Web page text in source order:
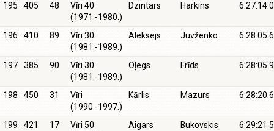
195 405 48
Vīri 40
(1971.-1980.)
Dzintars Harkins 6:27:14.0
196 410 89
Vīri 30
(1981.-1989.)
Aleksejs Juvženko 6:28:05.6
197 385 90
Vīri 30
(1981.-1989.)
Oļegs Frīds 6:28:05.9
198 450 31
Vīri
(1990.-1997.)
Kārlis Mazurs 6:28:20.6
199 421 17
Vīri 50
Aigars Bukovskis 6:29:21.5